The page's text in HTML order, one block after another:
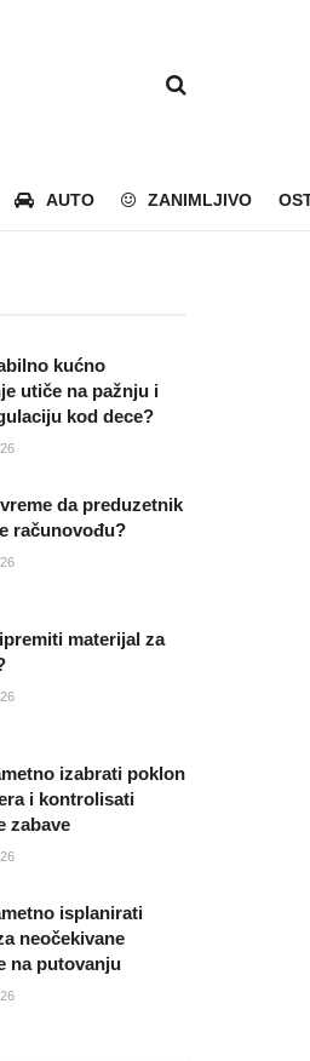
AUTO ZANIMLJIVO
kućno
utiče na pažnju i
kod dece?
da preduzetnik
računovođu?
materijal za
izabrati poklon
i kontrolisati
zabave
isplanirati
neočekivane
na putovanju